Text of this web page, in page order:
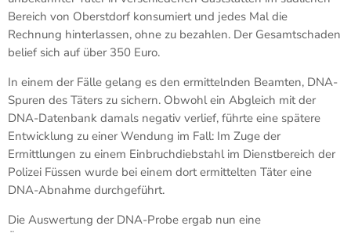
Bereich von Oberstdorf konsumiert und jedes Mal die
Rechnung hinterlassen, ohne zu bezahlen. Der Gesamtschaden
belief sich auf über 350 Euro.
In einem der Fälle gelang es den ermittelnden Beamten, DNA-
Spuren des Täters zu sichern. Obwohl ein Abgleich mit der
DNA-Datenbank damals negativ verlief, führte eine spätere
Entwicklung zu einer Wendung im Fall: Im Zuge der
Ermittlungen zu einem Einbruchdiebstahl im Dienstbereich der
Polizei Füssen wurde bei einem dort ermittelten Täter eine
DNA-Abnahme durchgeführt.
Die Auswertung der DNA-Probe ergab nun eine